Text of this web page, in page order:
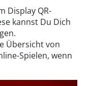
Display QR-
kannst Du Dich
Übersicht von
Spielen, wenn